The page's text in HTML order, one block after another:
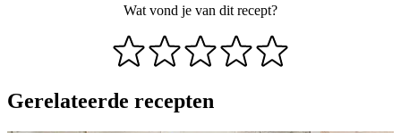
Wat vond je van dit recept?
Gerelateerde recepten